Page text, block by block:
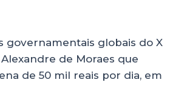
governamentais globais do X
de Moraes que
de 50 mil reais por dia, em